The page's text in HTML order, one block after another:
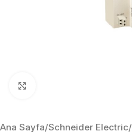
Ana Sayfa/Schneider Electric/